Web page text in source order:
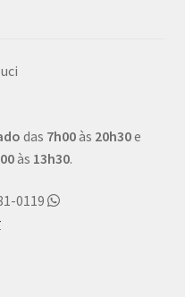
das 7h00às 20h30e
às 13h30.
0119